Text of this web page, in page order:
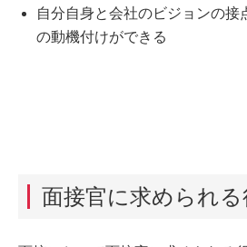
自分自身と会社のビジョンの接
の動機付けができる
面接官に求められる